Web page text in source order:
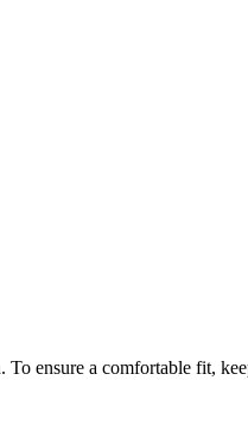
ensure a comfortable fit,